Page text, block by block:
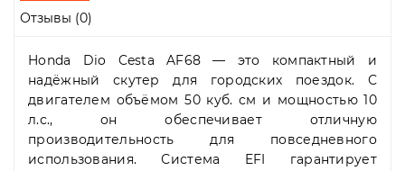
Сб
10:00
19:00
Вс
-
выходной
Отзывы (0)
Honda Dio Cesta AF68 — это компактный и
надёжный скутер для городских поездок. С
двигателем объёмом 50 куб. см и мощностью 10
л.с., он обеспечивает отличную
производительность для повседневного
использования. Система EFI гарантирует